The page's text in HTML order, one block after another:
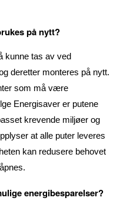
på nytt?
kunne tas av ved
deretter monteres på nytt.
som må være
Energisaver er putene
krevende miljøer og
at alle puter leveres
kan redusere behovet
energibesparelser?